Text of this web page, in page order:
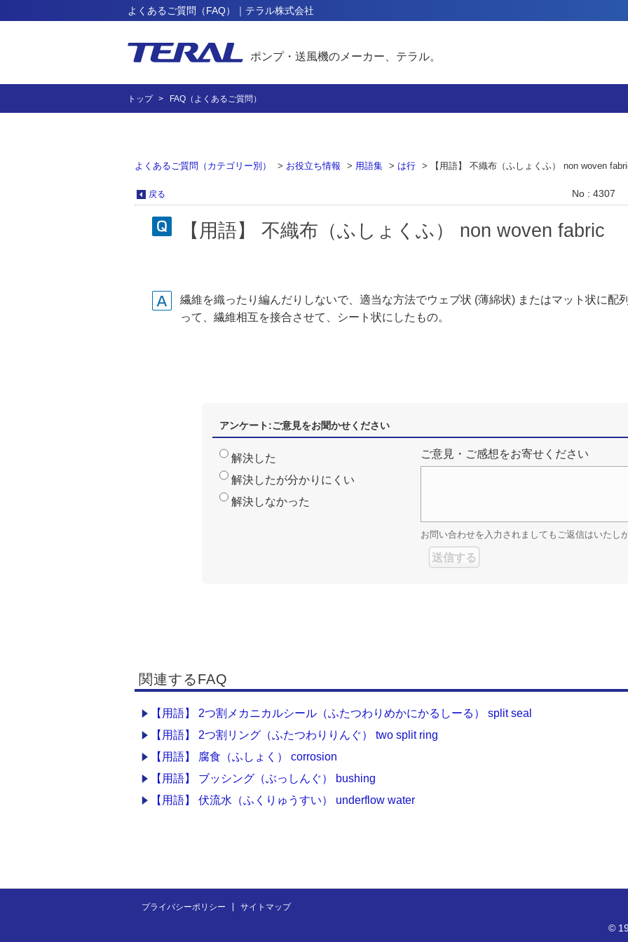
よくあるご質問（FAQ）｜テラル株式会社
ポンプ・送風機のメーカー、テラル。
トップ FAQ（よくあるご質問）
よくあるご質問（カテゴリー別） > お役立ち情報 > 用語集 > は行 > 【用語】 不織布（ふしょくふ） non woven
戻る No : 4307
【用語】 不織布（ふしょくふ） non woven fabric
繊維を織ったり編んだりしないで、適当な方法でウェブ状 (薄綿状) またはマット状に配
って、繊維相互を接合させて、シート状にしたもの。
アンケート:ご意見をお聞かせください
解決した
解決したが分かりにくい
解決しなかった
ご意見・ご感想をお寄せください
お問い合わせを入力されましてもご返信はいたし
関連するFAQ
【用語】 2つ割メカニカルシール（ふたつわりめかにかるしーる） split seal
【用語】 2つ割リング（ふたつわりりんぐ） two split ring
【用語】 腐食（ふしょく） corrosion
【用語】 ブッシング（ぶっしんぐ） bushing
【用語】 伏流水（ふくりゅうすい） underflow water
プライバシーポリシー サイトマップ
©